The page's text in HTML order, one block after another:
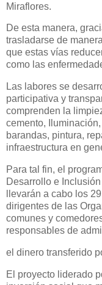
Miraflores.
De esta manera,
trasladarse de
que estas vías
como las
Las labores se
participativa y
comprenden la
cemento,
barandas, pintura,
infraestructura en
Para tal fin, el
Desarrollo e
llevarán a cabo los
dirigentes de las
comunes y
responsables de
el dinero transferido
El proyecto liderado